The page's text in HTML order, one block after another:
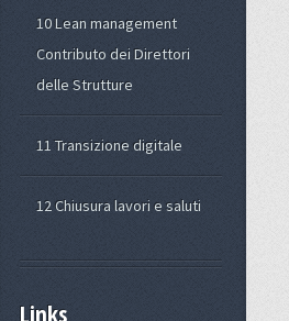
10 Lean management
Contributo dei Direttori
delle Strutture
11 Transizione digitale
12 Chiusura lavori e saluti
Links